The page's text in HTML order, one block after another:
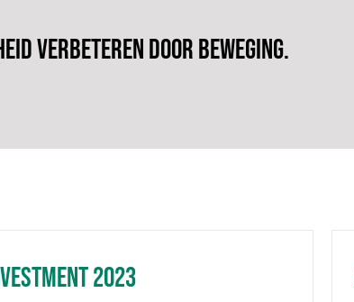
verbeteren door beweging.
2023